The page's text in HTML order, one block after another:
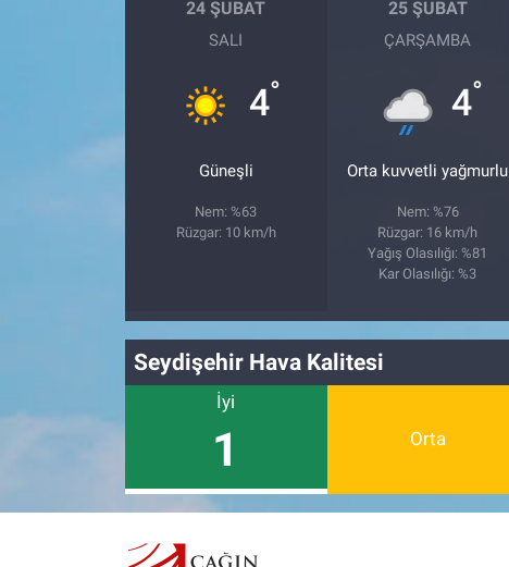
24 ŞUBAT
SALI
4°
Güneşli
Nem: %63
Rüzgar: 10 km/h
25 ŞUBAT
ÇARŞAMBA
4°
Orta kuvvetli yağmurlu
Nem: %76
Rüzgar: 16 km/h
Yağış Olasılığı: %81
Kar Olasılığı: %3
Seydişehir Hava Kalitesi
İyi
1 Orta